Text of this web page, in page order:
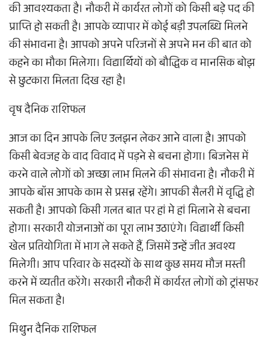
की आवश्यकता है। नौकरी में कार्यरत लोगों को किसी बड़े पद की
प्राप्ति हो सकती है। आपके व्यापार में कोई बड़ी उपलब्धि मिलने
की संभावना है। आपको अपने परिजनों से अपने मन की बात को
कहने का मौका मिलेगा। विद्यार्थियों को बौद्धिक व मानसिक बोझ
से छुटकारा मिलता दिख रहा है।
वृष दैनिक राशिफल
आज का दिन आपके लिए उलझन लेकर आने वाला है। आपको
किसी बेवजह के वाद विवाद में पड़ने से बचना होगा। बिजनेस में
करने वाले लोगों को अच्छा लाभ मिलने की संभावना है। नौकरी में
आपके बॉस आपके काम से प्रसन्न रहेंगे। आपकी सैलरी में वृद्धि हो
सकती है। आपको किसी गलत बात पर हां मे हां मिलाने से बचना
होगा। सरकारी योजनाओं का पूरा लाभ उठाएंगे। विद्यार्थी किसी
खेल प्रतियोगिता में भाग ले सकते हैं, जिसमें उन्हें जीत अवश्य
मिलेगी। आप परिवार के सदस्यों के साथ कुछ समय मौज मस्ती
करने में व्यतीत करेंगे। सरकारी नौकरी में कार्यरत लोगों को ट्रांसफर
मिल सकता है।
मिथुन दैनिक राशिफल